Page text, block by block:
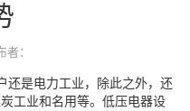
者：
还是电力工业，除此之外，还
工业和名用等。低压电器设